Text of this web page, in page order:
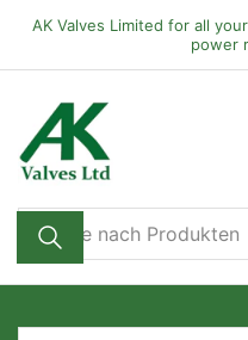
springen
AK Valves Limited for all
power
Suche
nach
Produkten